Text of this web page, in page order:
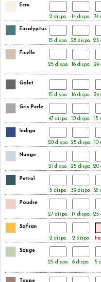
Ecru
2 dispo. 14 dispo. 74
Eucalyptus
15 dispo. 28 dispo. 23
Ficelle
25 dispo. 16 dispo. 29
Galet
15 dispo. 16 dispo. 29
Gris Perle
47 dispo. 10 dispo.
Indigo
20 dispo. 25 dispo.
Nuage
21 dispo. 25 dispo. 20
Petrol
5 dispo. 39 dispo. 21
Poudre
27 dispo. 17 dispo. 25
Safran
2 dispo. 2 dispo.
Sauge
25 dispo. 6 dispo. 5